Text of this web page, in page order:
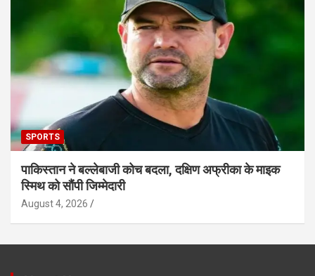
SPORTS
पाकिस्तान ने बल्लेबाजी कोच बदला, दक्षिण अफ्रीका के माइक
स्मिथ को सौंपी जिम्मेदारी
August 4, 2026